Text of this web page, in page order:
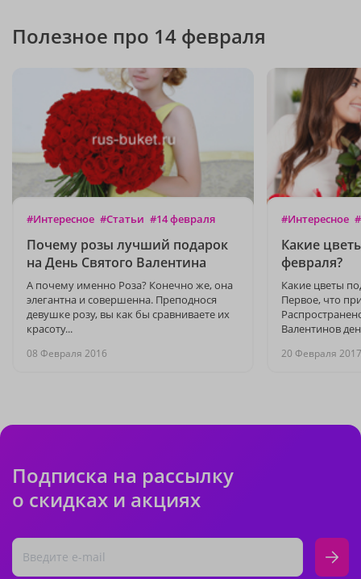
Полезное про 14 февраля
#Интересное #Статьи #14 февраля
Почему розы лучший подарок
на День Святого Валентина
А почему именно Роза? Конечно же, она
элегантна и совершенна. Преподнося
девушке розу, вы как бы сравниваете их
красоту...
08 Февраля 2016
#Интересное
Какие
февраля?
Какие цветы
Первое, что
Валентинов
20 Февраля 2017
Подписка на рассылку
о скидках и акциях